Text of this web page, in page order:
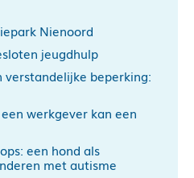
Nienoord
jeugdhulp
verstandelijke beperking:
werkgever kan een
een hond als
met autisme